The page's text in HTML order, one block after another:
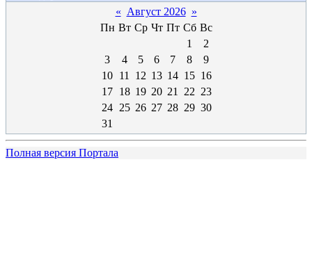
« Август 2026 »
Пн Вт Ср Чт Пт Сб Вс
1
2
3
4 5 6 7 8
9
10 11 12 13 14 15 16
17 18 19 20 21 22 23
24 25 26 27 28 29 30
31
Полная версия Портала